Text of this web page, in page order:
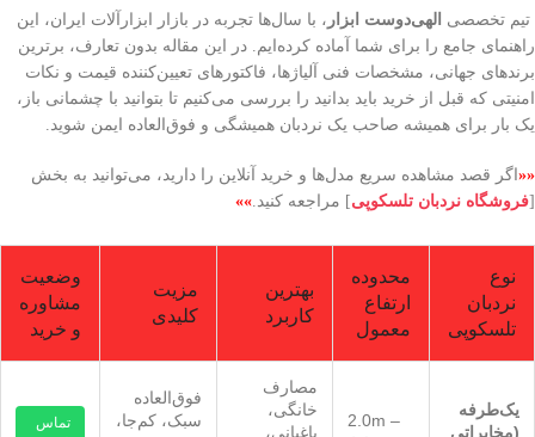
تیم تخصصی الهی‌دوست ابزار ، با سال‌ها تجربه در بازار ابزارآلات ایران، این
راهنمای جامع را برای شما آماده کرده‌ایم. در این مقاله بدون تعارف، برترین
برندهای جهانی، مشخصات فنی آلیاژها، فاکتورهای تعیین‌کننده قیمت و نکات
امنیتی که قبل از خرید باید بدانید را بررسی می‌کنیم تا بتوانید با چشمانی باز،
یک بار برای همیشه صاحب یک نردبان همیشگی و فوق‌العاده ایمن شوید.
«« اگر قصد مشاهده سریع مدل‌ها و خرید آنلاین را دارید، می‌توانید به بخش
[فروشگاه نردبان تلسکوپی] مراجعه کنید.»»
نوع
نردبان
تلسکوپی
محدوده
ارتفاع
معمول
بهترین
کاربرد
مزیت
کلیدی
وضعیت
مشاوره
و خرید
یک‌طرفه
(مخابراتی
2.0m –
مصارف
خانگی،
باغبانی،
فوق‌العاده
سبک، کم‌جا،
تماس